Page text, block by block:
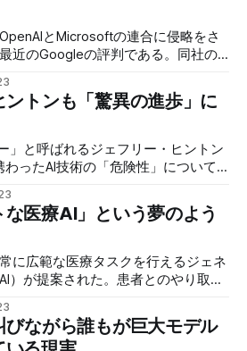
とMicrosoftの連合に侵略をさ
近のGoogleの評判である。同社の
会議での25製品のAI化宣言だった。
幕を迎えようとしている。
トンも「驚異の進歩」に
」と呼ばれるジェフリー・ヒントン
ったAI技術の「危険性」について
週Googleの職を辞したことを認め
な医療AI」という夢のよう
に広範な医療タスクを行えるジェネ
）が提案された。患者とのやり取り
師の臨床での意思決定支援まで、広
。AlphaFoldによるタンパク質の立体
AI応用の激流の中にいる。
ながら誰もが巨大モデル